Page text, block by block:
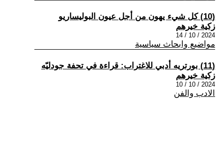
(10) كل شيء يهون من أجل عيون البوليساريو
زكية خيرهم
2024 / 10 / 14
مواضيع وابحاث سياسية
(11) بورتريه أدبي للاغتراب: قراءة في تحفة جودليّه
زكية خيرهم
2024 / 10 / 10
الادب والفن